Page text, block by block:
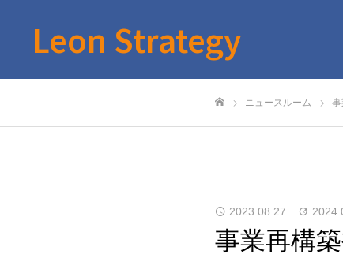
Leon Strategy
ニュースルーム 事
2023.08.27
事業再構